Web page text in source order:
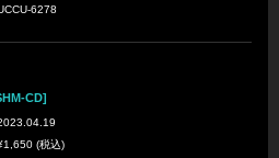
6278
CD]
(税込)